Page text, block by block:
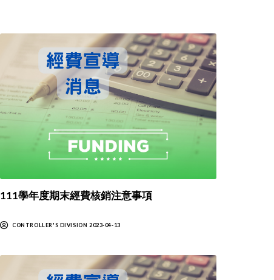
111學年度期末經費核銷注意事項
CONTROLLER'S DIVISION 2023-04-13